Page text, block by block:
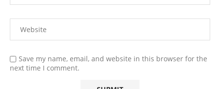
Save my name, email, and website in this browser for the
next time I comment.